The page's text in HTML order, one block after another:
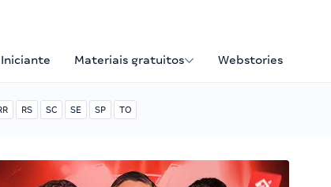
Materiais gratuitos Webstories
RS SC SE SP TO